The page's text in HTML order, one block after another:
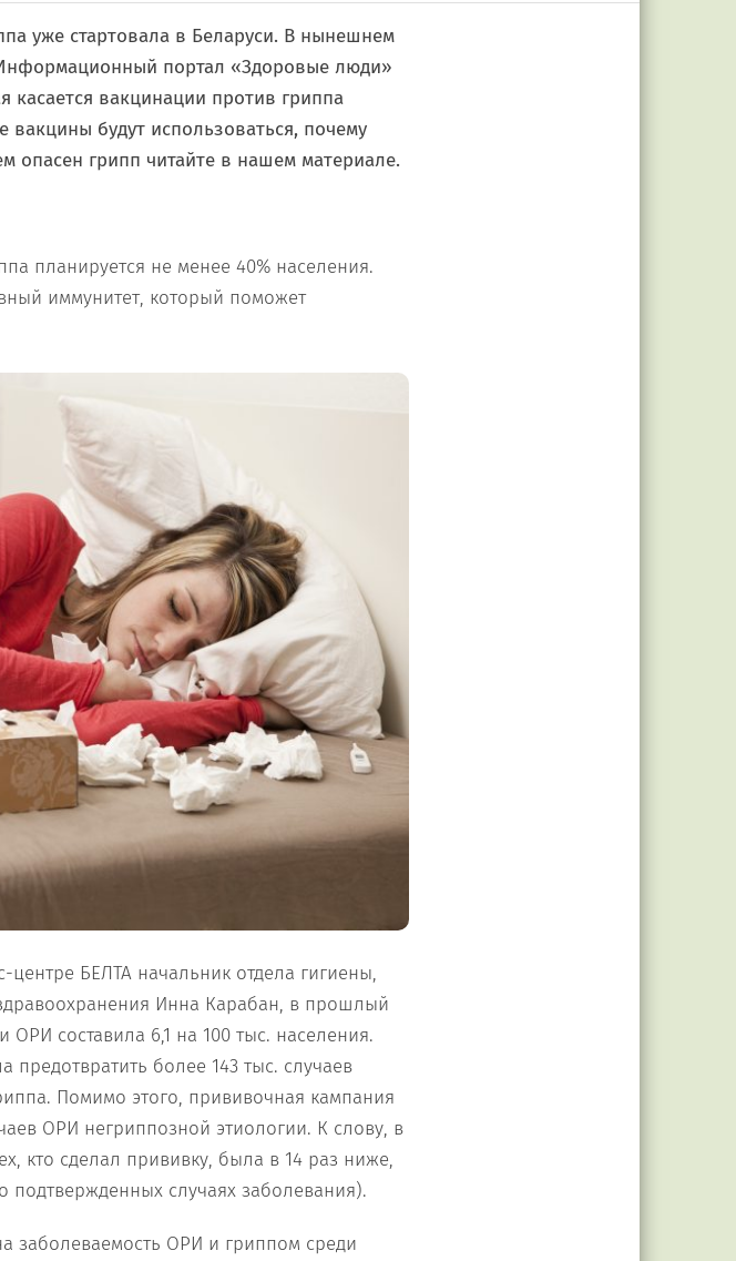
уже стартовала в Беларуси. В нынешнем
портал «Здоровые люди»
вакцинации против гриппа
вакцины будут использоваться, почему
опасен грипп читайте в нашем материале.
планируется не менее 40% населения.
иммунитет, который поможет
центре БЕЛТА начальник отдела гигиены,
Инна Карабан, в прошлый
ОРИ составила 6,1 на 100 тыс. населения.
более 143 тыс. случаев
Помимо этого, прививочная кампания
ОРИ негриппозной этиологии. К слову, в
кто сделал прививку, была в 14 раз ниже,
случаях заболевания).
заболеваемость ОРИ и гриппом среди